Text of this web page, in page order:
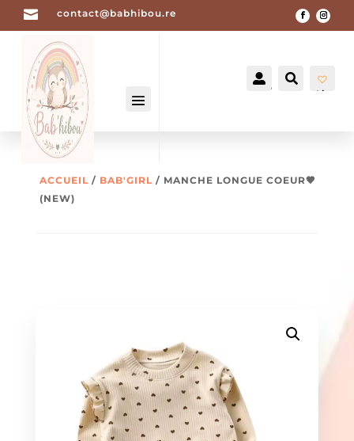
 contact@babhibou.re
 Mon
compte

List
ACCUEIL/ BAB'GIRL/ MANCHE LONGUE COEUR🤎
(NEW)